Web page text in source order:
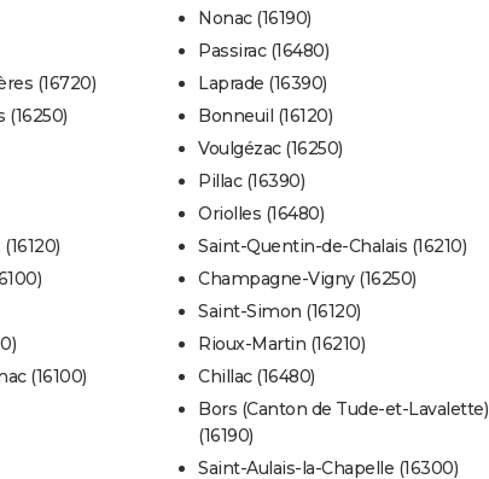
(16720)
(16250)
(16100)
Nonac (16190)
Passirac (16480)
Laprade (16390)
Bonneuil (16120)
Voulgézac (16250)
Pillac (16390)
Oriolles (16480)
Saint-Quentin-de-Chalais (16210)
Champagne-Vigny (16250)
Saint-Simon (16120)
Rioux-Martin (16210)
Chillac (16480)
Bors (Canton de Tude-et-Lavalette)
(16190)
Saint-Aulais-la-Chapelle (16300)